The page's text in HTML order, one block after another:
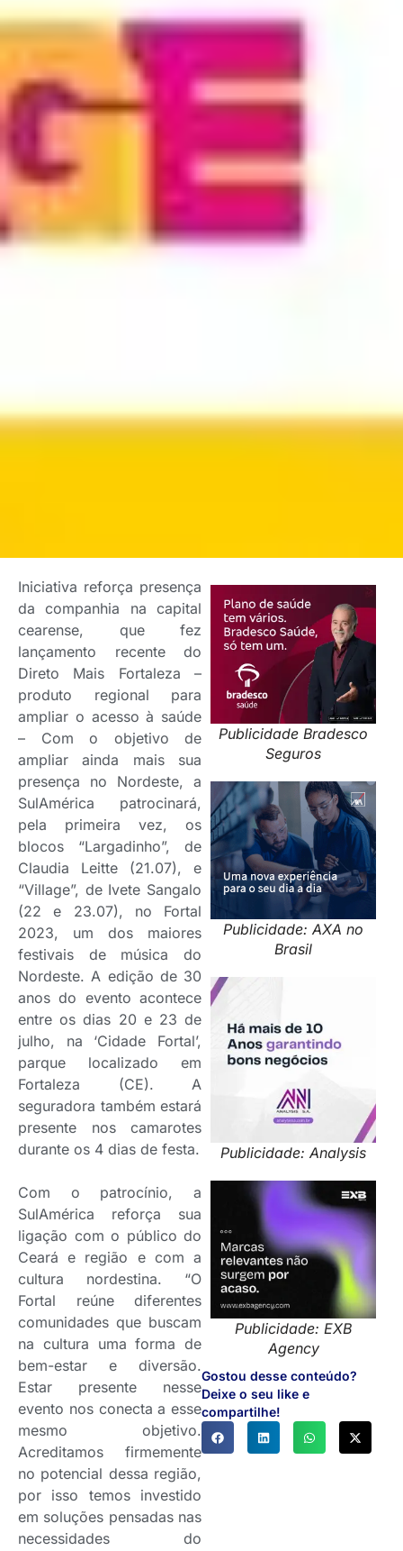
Publicidade Bradesco
Seguros
Publicidade: AXA no
Brasil
Publicidade: Analysis
Publicidade: EXB
Agency
Gostou desse conteúdo?
Deixe o seu like e
compartilhe!
Iniciativa reforça presença
da companhia na capital
cearense, que fez
lançamento recente do
Direto Mais Fortaleza –
produto regional para
ampliar o acesso à saúde
– Com o objetivo de
ampliar ainda mais sua
presença no Nordeste, a
SulAmérica patrocinará,
pela primeira vez, os
blocos “Largadinho”, de
Claudia Leitte (21.07), e
“Village”, de Ivete Sangalo
(22 e 23.07), no Fortal
2023, um dos maiores
festivais de música do
Nordeste. A edição de 30
anos do evento acontece
entre os dias 20 e 23 de
julho, na ‘Cidade Fortal’,
parque localizado em
Fortaleza (CE). A
seguradora também estará
presente nos camarotes
durante os 4 dias de festa.
Com o patrocínio, a
SulAmérica reforça sua
ligação com o público do
Ceará e região e com a
cultura nordestina. “O
Fortal reúne diferentes
comunidades que buscam
na cultura uma forma de
bem-estar e diversão.
Estar presente nesse
evento nos conecta a esse
mesmo objetivo.
Acreditamos firmemente
no potencial dessa região,
por isso temos investido
em soluções pensadas nas
necessidades do